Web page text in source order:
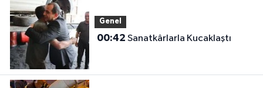
Genel
00:42 Sanatkârlarla Kucaklaştı